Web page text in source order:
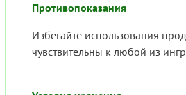
Противопоказания
Избегайте использования
чувствительны к любой из